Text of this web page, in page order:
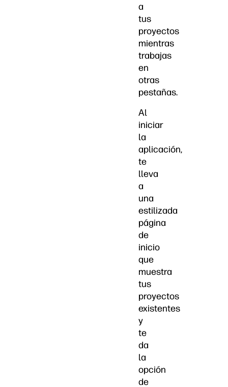
a
tus
proyectos
mientras
trabajas
en
otras
pestañas.
Al
iniciar
la
aplicación,
te
lleva
a
una
estilizada
página
de
inicio
que
muestra
tus
proyectos
existentes
y
te
da
la
opción
de